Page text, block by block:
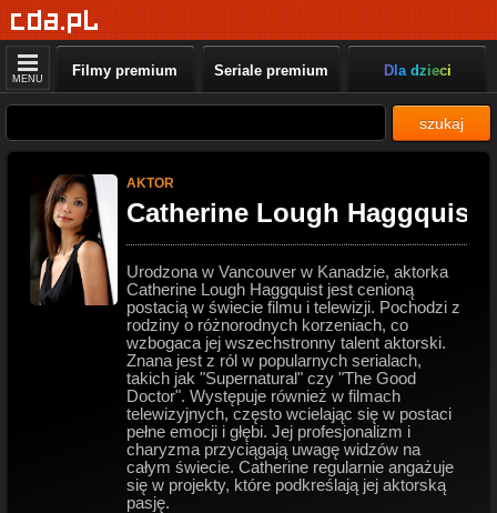
MENU Filmy premium Seriale premium Dla dzieci
szukaj
AKTOR
Catherine Lough Haggquist
Urodzona w Vancouver w Kanadzie, aktorka
Catherine Lough Haggquist jest cenioną
postacią w świecie filmu i telewizji. Pochodzi z
rodziny o różnorodnych korzeniach, co
wzbogaca jej wszechstronny talent aktorski.
Znana jest z ról w popularnych serialach,
takich jak "Supernatural" czy "The Good
Doctor". Występuje również w filmach
telewizyjnych, często wcielając się w postaci
pełne emocji i głębi. Jej profesjonalizm i
charyzma przyciągają uwagę widzów na
całym świecie. Catherine regularnie angażuje
się w projekty, które podkreślają jej aktorską
pasję.